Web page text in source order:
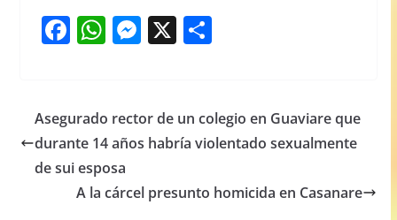
F
e
b
o
o
W
s
A
p
p
M
e
n
er
X S
e
Asegurado rector de un colegio en Guaviare que
durante 14 años habría violentado sexualmente
de sui esposa
A la cárcel presunto homicida en Casanare